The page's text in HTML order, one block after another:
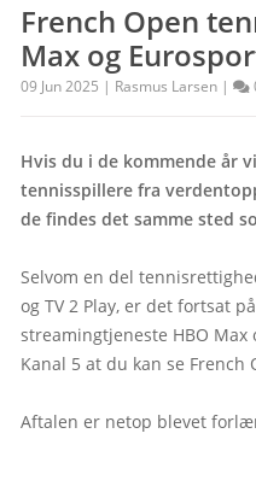
French Open
Max og
09 Jun 2025 | Rasmus Larsen |
Hvis du i de kommende år
tennisspillere fra
de findes det samme sted
Selvom en del
og TV 2 Play, er det fortsat
streamingtjeneste HBO
Kanal 5 at du kan se French
Aftalen er netop blevet